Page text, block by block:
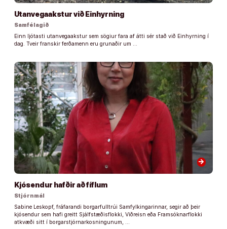
Utanvegaakstur við Einhyrning
Samfélagið
Einn ljótasti utanvegaakstur sem sögiur fara af átti sér stað við Einhyrning í
dag. Tveir franskir ferðamenn eru grunaðir um …
arrow_forward
Kjósendur hafðir að fíflum
Stjórnmál
Sabine Leskopf, fráfarandi borgarfulltrúi Samfylkingarinnar, segir að þeir
kjósendur sem hafi greitt Sjálfstæðisflokki, Viðreisn eða Framsóknarflokki
atkvæði sitt í borgarstjórnarkosningunum, …